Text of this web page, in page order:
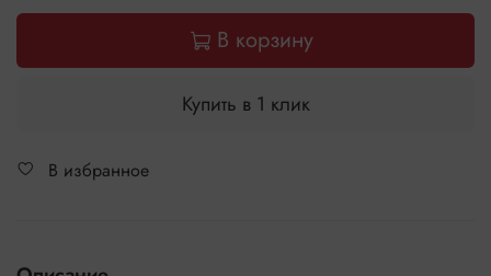
В корзину
Купить в 1 клик
В избранное